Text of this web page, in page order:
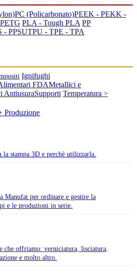
PC (Policarbonato)PEEK - PEKK -
PLA - Tough PLA PP
- PPSUTPU - TPE - TPA
Ignifughi
FDAMetallici e
AntiusuraSupporti Temperatura >
Produzione
stampa 3D e perchè utilizzarla.
Manufat per ordinare e gestire la
e le produzioni in serie.
che offriamo: verniciatura, lisciatura,
e molto altro.